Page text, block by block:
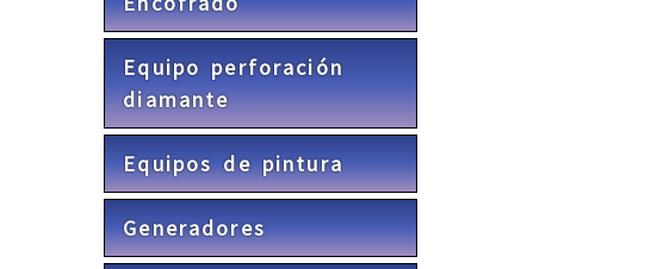
Equipo perforación
diamante
Equipos de pintura
Generadores